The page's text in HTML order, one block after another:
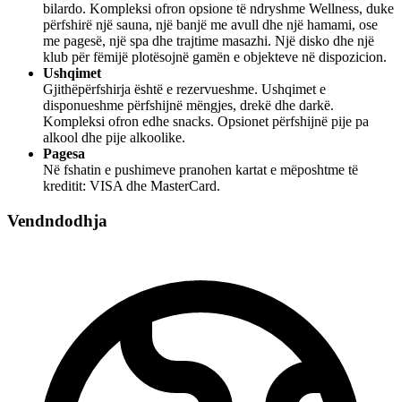
bilardo. Kompleksi ofron opsione të ndryshme Wellness, duke
përfshirë një sauna, një banjë me avull dhe një hamami, ose
me pagesë, një spa dhe trajtime masazhi. Një disko dhe një
klub për fëmijë plotësojnë gamën e objekteve në dispozicion.
Ushqimet
Gjithëpërfshirja është e rezervueshme. Ushqimet e
disponueshme përfshijnë mëngjes, drekë dhe darkë.
Kompleksi ofron edhe snacks. Opsionet përfshijnë pije pa
alkool dhe pije alkoolike.
Pagesa
Në fshatin e pushimeve pranohen kartat e mëposhtme të
kreditit: VISA dhe MasterCard.
Vendndodhja